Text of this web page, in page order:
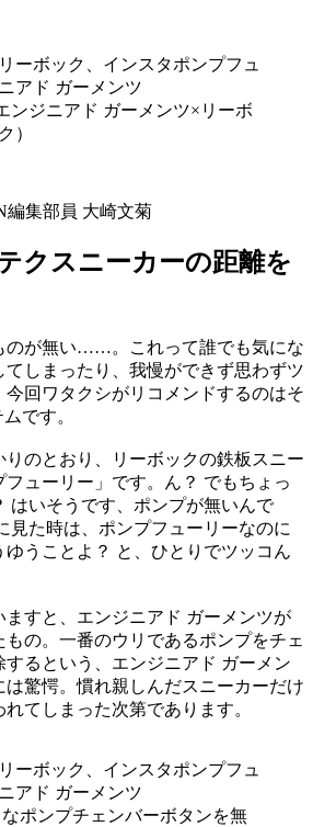
ンジニアド ガーメンツ×リーボ
）
編集部員 大崎文菊
クスニーカーの距離を
のが無い……。これって誰でも気にな
てしまったり、我慢ができず思わずツ
今回ワタクシがリコメンドするのはそ
です。
りのとおり、リーボックの鉄板スニー
ューリー」です。ん？ でもちょっ
はいそうです、ポンプが無いんで
見た時は、ポンプフューリーなのに
うことよ？ と、ひとりでツッコん
ますと、エンジニアド ガーメンツが
もの。一番のウリであるポンプをチェ
するという、エンジニアド ガーメン
驚愕。慣れ親しんだスニーカーだけ
てしまった次第であります。
ポンプチェンバーボタンを無